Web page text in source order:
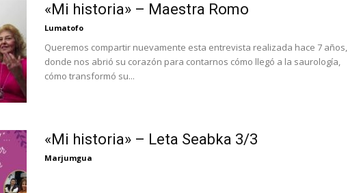
«Mi historia» – Maestra Romo
Lumatofo
Queremos compartir nuevamente esta entrevista realizada hace 7 años,
donde nos abrió su corazón para contarnos cómo llegó a la saurología,
cómo transformó su...
«Mi historia» – Leta Seabka 3/3
Marjumgua